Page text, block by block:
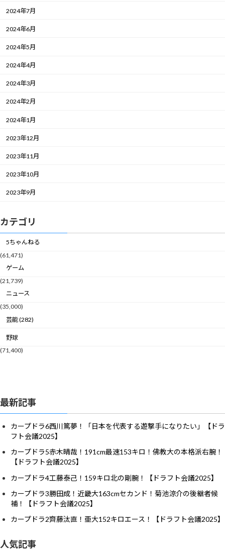
2024年7月
2024年6月
2024年5月
2024年4月
2024年3月
2024年2月
2024年1月
2023年12月
2023年11月
2023年10月
2023年9月
カテゴリ
5ちゃんねる
(61,471)
ゲーム
(21,739)
ニュース
(35,000)
芸能 (282)
野球
(71,400)
最新記事
カープドラ6西川篤夢！「日本を代表する遊撃手になりたい」【ドラ
フト会議2025】
カープドラ5赤木晴哉！191cm最速153キロ！佛教大の本格派右腕！
【ドラフト会議2025】
カープドラ4工藤泰己！159キロ北の剛腕！【ドラフト会議2025】
カープドラ3勝田成！近畿大163cmセカンド！菊池涼介の後継者候
補！【ドラフト会議2025】
カープドラ2齊藤汰直！亜大152キロエース！【ドラフト会議2025】
人気記事